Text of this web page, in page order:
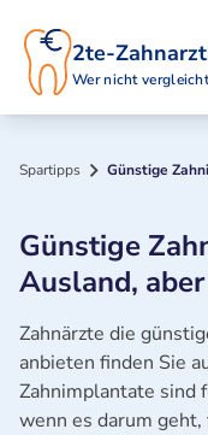
2te-
Wer nicht
Spartipps
Günstige
Ausland,
Zahnärzte die
anbieten finden Sie
Zahnimplantate sind
wenn es darum